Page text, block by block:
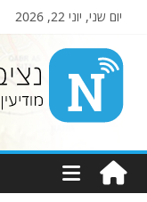
יום שני, יוני 22, 2026
מודיעין
מהמקורות